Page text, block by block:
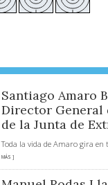
Santiago Amaro
Director General
de la Junta de
Toda la vida de Amaro gira en
MÁS ]